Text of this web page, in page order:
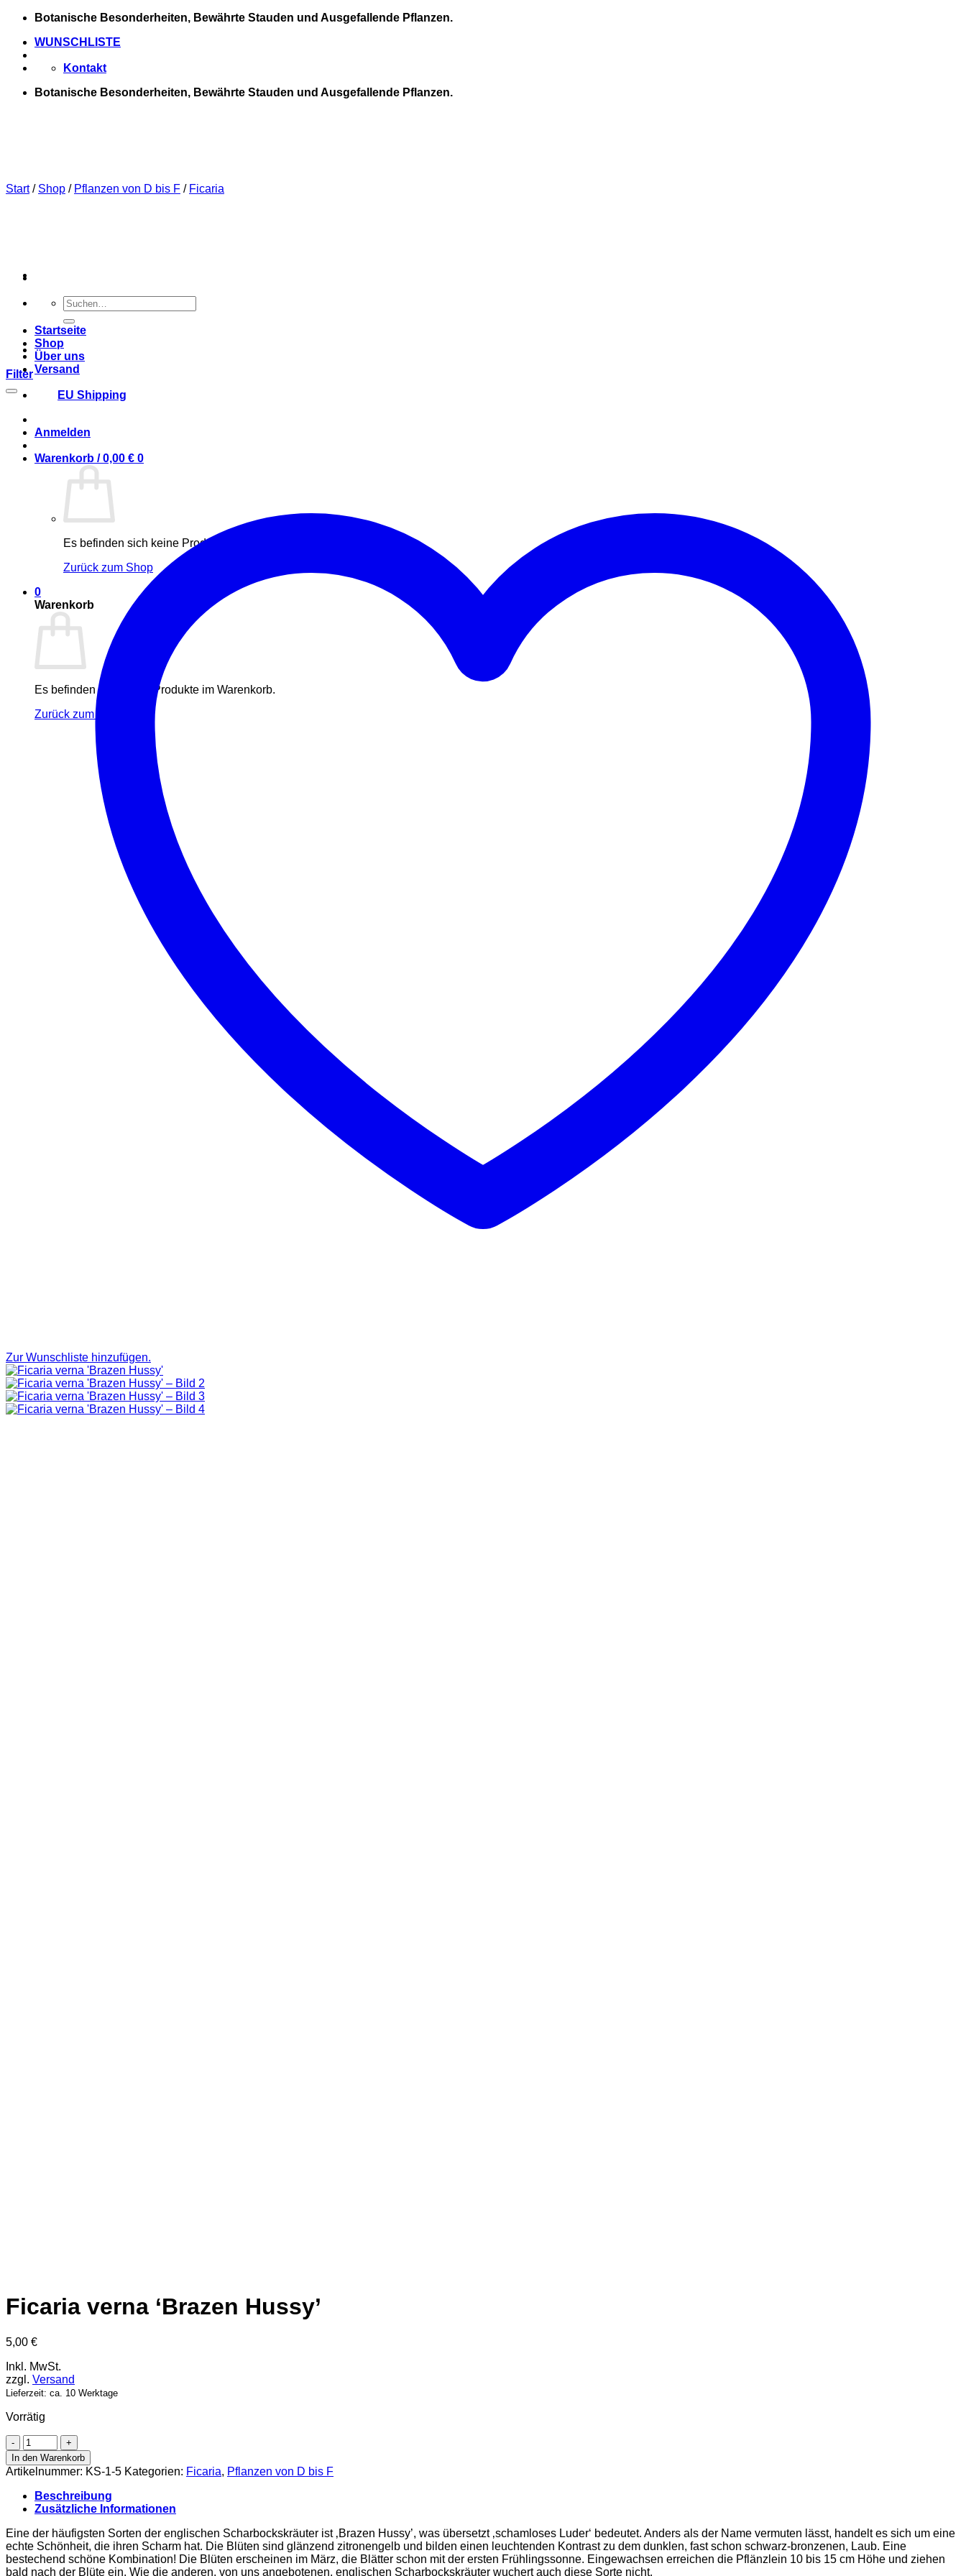
Zum
springen
Botanische Besonderheiten, Bewährte Stauden und Ausgefallende Pflanzen.
WUNSCHLISTE
Kontakt
Botanische Besonderheiten, Bewährte Stauden und Ausgefallende Pflanzen.
Suchen
nach:
Startseite
Shop
Über uns
Versand
EU Shipping
Anmelden
Warenkorb /0,00 € 0
Es befinden sich keine Produkte im Warenkorb.
Zurück zum Shop
0
Warenkorb
Es befinden sich keine Produkte im Warenkorb.
Zurück zum Shop
Start / Shop / Pflanzen von D bis F / Ficaria
Filter
Zur Wunschliste hinzufügen.
Ficaria verna ‘Brazen Hussy’
5,00 €
Inkl. MwSt.
zzgl. Versand
Lieferzeit: ca. 10 Werktage
Vorrätig
Ficaria
verna
'Brazen
Hussy'
Menge
In den Warenkorb
Artikelnummer: KS-1-5 Kategorien: Ficaria, Pflanzen von D bis F
Beschreibung
Zusätzliche Informationen
Eine der häufigsten Sorten der englischen Scharbockskräuter ist ‚Brazen Hussy’, was übersetzt ‚schamloses Luder‘ bedeutet. Anders als der Name vermuten lässt, handelt es sich um eine
echte Schönheit, die ihren Scharm hat. Die Blüten sind glänzend zitronengelb und bilden einen leuchtenden Kontrast zu dem dunklen, fast schon schwarz-bronzenen, Laub. Eine
bestechend schöne Kombination! Die Blüten erscheinen im März, die Blätter schon mit der ersten Frühlingssonne. Eingewachsen erreichen die Pflänzlein 10 bis 15 cm Höhe und ziehen
bald nach der Blüte ein. Wie die anderen, von uns angebotenen, englischen Scharbockskräuter wuchert auch diese Sorte nicht.